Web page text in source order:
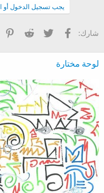
يجب تسجيل الدخول أو
شارك: فيسبوك تويتر Reddit
لوحة مختارة